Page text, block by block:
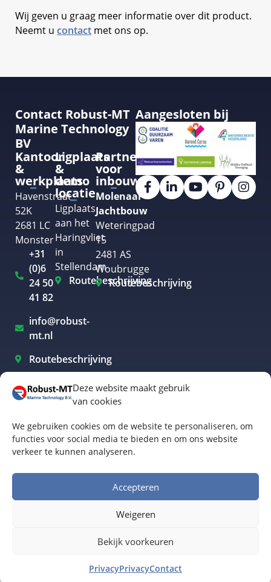
Deze website maakt gebruik
van cookies
We gebruiken cookies om de website te personaliseren, om
functies voor social media te bieden en om ons website
verkeer te kunnen analyseren.
Accepteren
Weigeren
Bekijk voorkeuren
PrivacyPrivacyContact
Wij geven u graag meer informatie over dit product.
Neemt u contact met ons op.
Contact Robust-MT
Marine Technology
BV
Kantoor
&
werkplaats
Havenstraat
52K
2681 LC
Monster
+31
(0)6
24 50
41 82
info@robust-
mt.nl
Routebeschrijving
Ligplaats
&
demo
locatie
Ligplaats
aan het
Haringvliet
in
Stellendam
Routebeschrijving
Partner
voor
inbouw
Molenaar
Jachtbouw
Weteringpad
15
2481 AS
Woubrugge
Routebeschrijving
Aangesloten bij
Elektrisch varen Westland
Elektrisch varen Rotterdam
Elektrisch varen Amsterdam
Elektrisch varen Friesland